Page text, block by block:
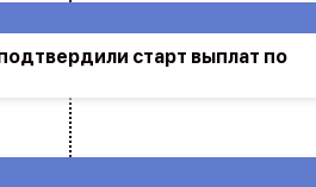
старт выплат по